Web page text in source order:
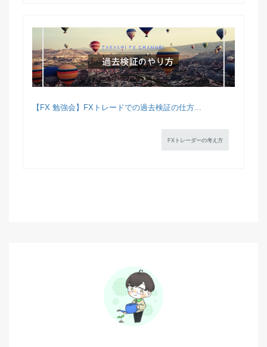
【FX 勉強会】FXトレードでの過去検証の仕方...
FXトレーダーの考え方